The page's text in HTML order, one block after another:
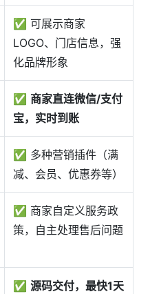
✅ 可展示商家
LOGO、门店信息，强
化品牌形象
✅ 商家直连微信/支付
宝，实时到账
✅ 多种营销插件（满
减、会员、优惠券等）
✅ 商家自定义服务政
策，自主处理售后问题
✅ 源码交付，最快1天